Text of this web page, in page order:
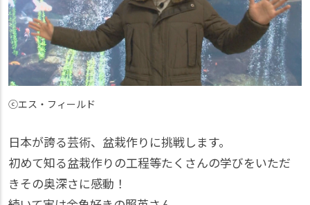
ⓒエス・フィールド
日本が誇る芸術、盆栽作りに挑戦します。
初めて知る盆栽作りの工程等たくさんの学びをいただ
きその奥深さに感動！